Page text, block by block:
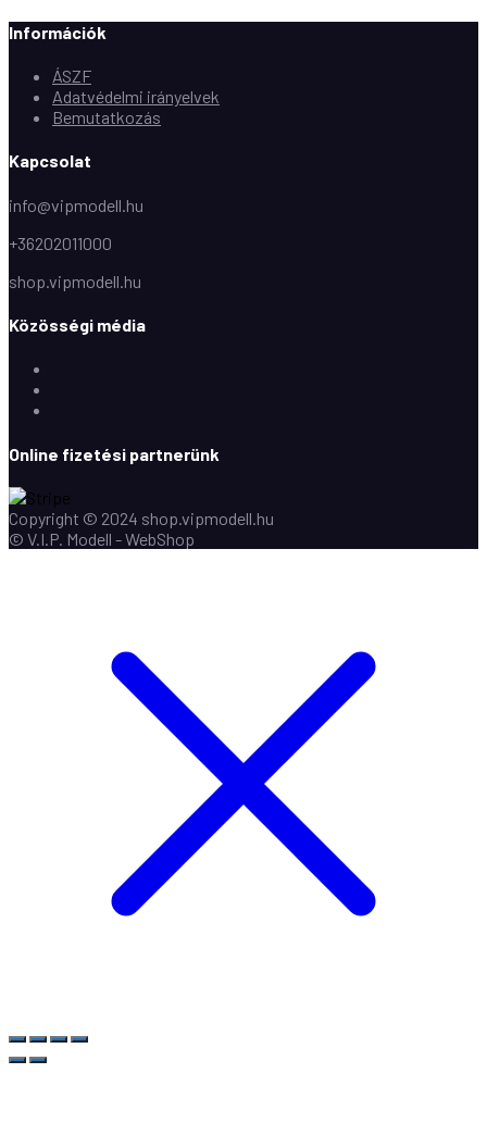
Információk
ÁSZF
Adatvédelmi irányelvek
Bemutatkozás
Kapcsolat
info@vipmodell.hu
+36202011000
shop.vipmodell.hu
Közösségi média
Online fizetési partnerünk
Copyright © 2024 shop.vipmodell.hu
© V.I.P. Modell - WebShop